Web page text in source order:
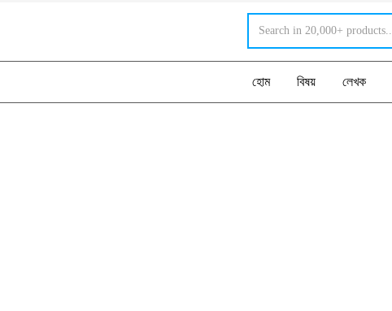
হোম বিষয় লেখক